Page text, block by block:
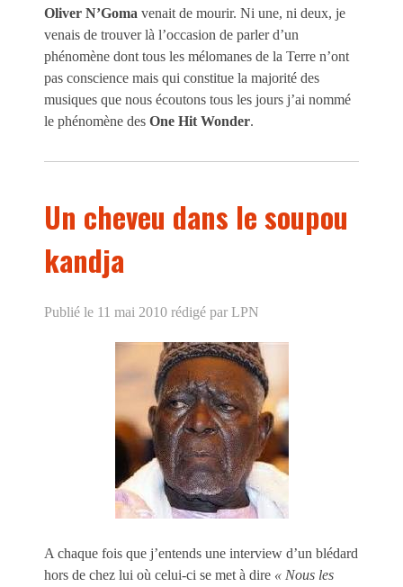
Oliver N’Goma venait de mourir. Ni une, ni deux, je
venais de trouver là l’occasion de parler d’un
phénomène dont tous les mélomanes de la Terre n’ont
pas conscience mais qui constitue la majorité des
musiques que nous écoutons tous les jours j’ai nommé
le phénomène des One Hit Wonder.
Un cheveu dans le soupou
kandja
Publié le 11 mai 2010 rédigé par LPN
A chaque fois que j’entends une interview d’un blédard
hors de chez lui où celui-ci se met à dire « Nous les